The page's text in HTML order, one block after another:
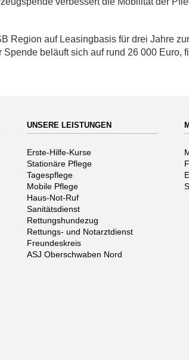
Region auf Leasingbasis für drei Jahre
Spende beläuft sich auf rund 26 000 Euro,
UNSERE LEISTUNGEN
Navigation
überspringen
Erste-Hilfe-Kurse
Stationäre Pflege
Tagespflege
Mobile Pflege
Haus-Not-Ruf
Sanitätsdienst
Rettungshundezug
Rettungs- und Notarztdienst
Freundeskreis
ASJ Oberschwaben Nord